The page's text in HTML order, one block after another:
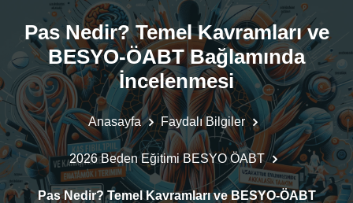
Pas Nedir? Temel Kavramları ve
BESYO-ÖABT Bağlamında
İncelenmesi
Anasayfa Faydalı Bilgiler
2026 Beden Eğitimi BESYO ÖABT
Pas Nedir? Temel Kavramları ve BESYO-ÖABT